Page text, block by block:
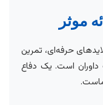
حرفه‌ای، تمرین
داوران است. یک دفاع